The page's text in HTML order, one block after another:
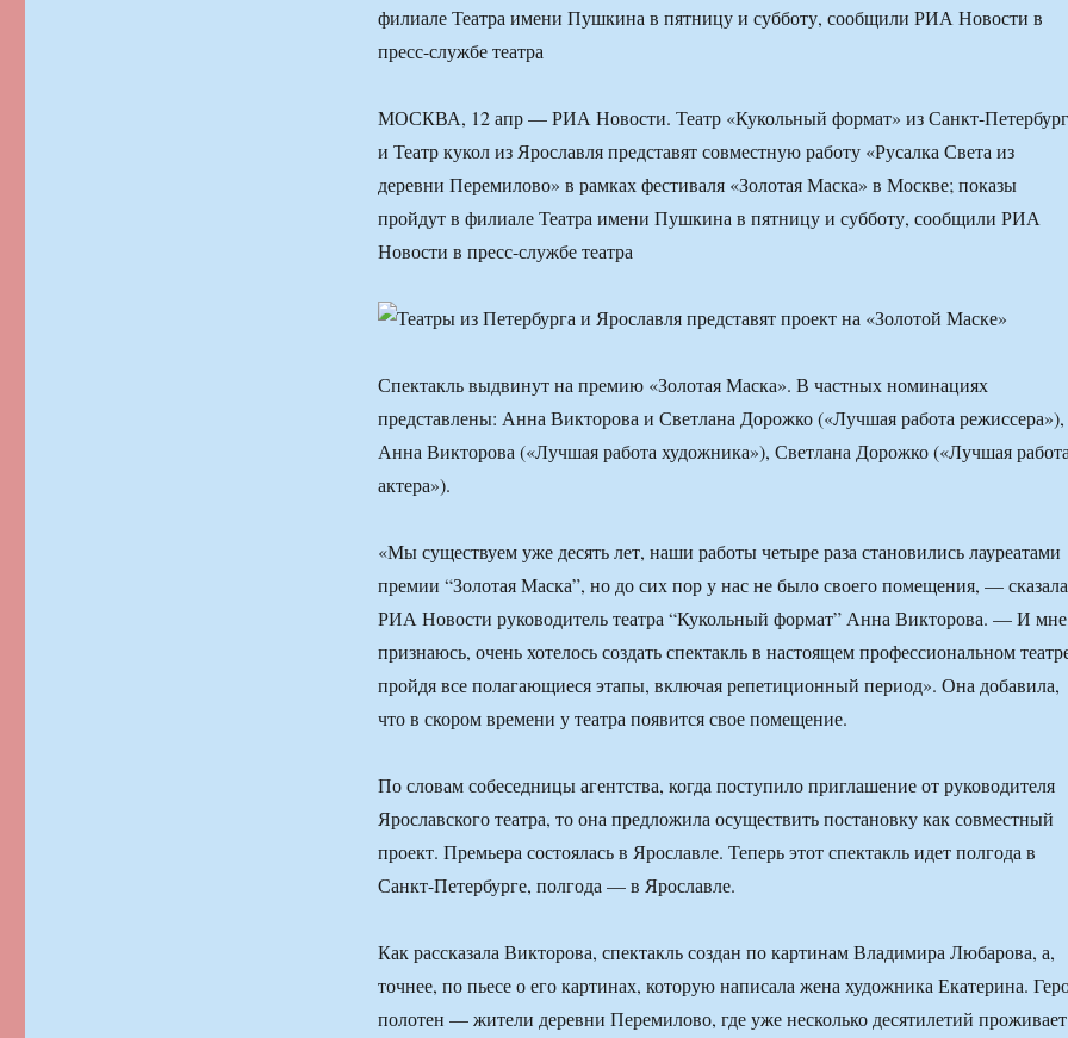
филиале Театра имени Пушкина в пятницу и субботу, сообщили РИА Новости в
пресс-службе театра
МОСКВА, 12 апр — РИА Новости. Театр «Кукольный формат» из Санкт-
и Театр кукол из Ярославля представят совместную работу «Русалка Света из
деревни Перемилово» в рамках фестиваля «Золотая Маска» в Москве; показы
пройдут в филиале Театра имени Пушкина в пятницу и субботу, сообщили РИА
Новости в пресс-службе театра
Спектакль выдвинут на премию «Золотая Маска». В частных номинациях
представлены: Анна Викторова и Светлана Дорожко («Лучшая работа режиссера»),
Анна Викторова («Лучшая работа художника»), Светлана Дорожко («Лучшая
актера»).
«Мы существуем уже десять лет, наши работы четыре раза становились лауреатами
премии “Золотая Маска”, но до сих пор у нас не было своего помещения, — сказала
РИА Новости руководитель театра “Кукольный формат” Анна Викторова. — И
признаюсь, очень хотелось создать спектакль в настоящем профессиональном
пройдя все полагающиеся этапы, включая репетиционный период». Она добавила,
что в скором времени у театра появится свое помещение.
По словам собеседницы агентства, когда поступило приглашение от руководителя
Ярославского театра, то она предложила осуществить постановку как совместный
проект. Премьера состоялась в Ярославле. Теперь этот спектакль идет полгода в
Санкт-Петербурге, полгода — в Ярославле.
Как рассказала Викторова, спектакль создан по картинам Владимира Любарова, а,
точнее, по пьесе о его картинах, которую написала жена художника Екатерина.
полотен — жители деревни Перемилово, где уже несколько десятилетий